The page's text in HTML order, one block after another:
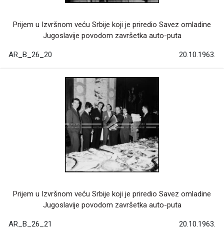
Prijem u Izvršnom veću Srbije koji je priredio Savez omladine
Jugoslavije povodom završetka auto-puta
AR_B_26_20 20.10.1963.
Prijem u Izvršnom veću Srbije koji je priredio Savez omladine
Jugoslavije povodom završetka auto-puta
AR_B_26_21 20.10.1963.